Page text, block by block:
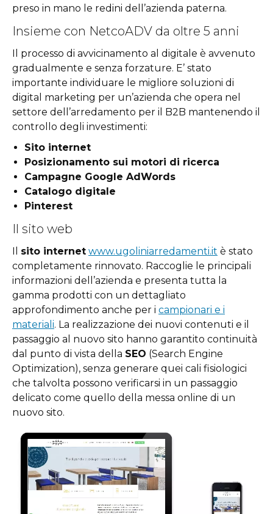
preso in mano le redini dell’azienda paterna.
Insieme con NetcoADV da oltre 5 anni
Il processo di avvicinamento al digitale è avvenuto
gradualmente e senza forzature. E’ stato
importante individuare le migliore soluzioni di
digital marketing per un’azienda che opera nel
settore dell’arredamento per il B2B mantenendo il
controllo degli investimenti:
Sito internet
Posizionamento sui motori di ricerca
Campagne Google AdWords
Catalogo digitale
Pinterest
Il sito web
Il sito internet www.ugoliniarredamenti.it è stato
completamente rinnovato. Raccoglie le principali
informazioni dell’azienda e presenta tutta la
gamma prodotti con un dettagliato
approfondimento anche per i campionari e i
materiali. La realizzazione dei nuovi contenuti e il
passaggio al nuovo sito hanno garantito continuità
dal punto di vista della SEO (Search Engine
Optimization), senza generare quei cali fisiologici
che talvolta possono verificarsi in un passaggio
delicato come quello della messa online di un
nuovo sito.